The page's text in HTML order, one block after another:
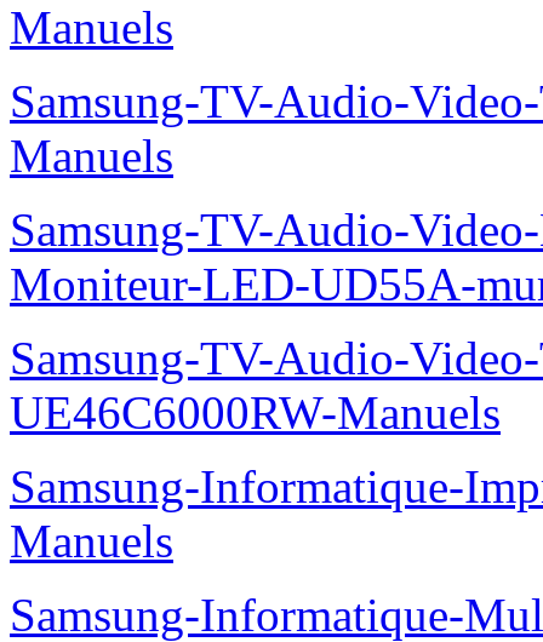
Manuels
Samsung-TV-Audio-
Manuels
Samsung-TV-Audio-
Moniteur-LED-UD55A-
Samsung-TV-Audio-
UE46C6000RW-Manuels
Samsung-Informatique-
Manuels
Samsung-Informatique-